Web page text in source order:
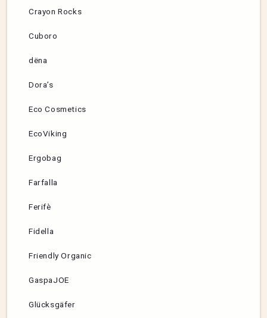
Crayon Rocks
Cuboro
dëna
Dora’s
Eco Cosmetics
EcoViking
Ergobag
Farfalla
Ferifè
Fidella
Friendly Organic
GaspaJOE
Glücksgäfer